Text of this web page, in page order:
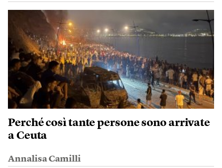
Perché così tante persone sono arrivate
a Ceuta
Annalisa Camilli